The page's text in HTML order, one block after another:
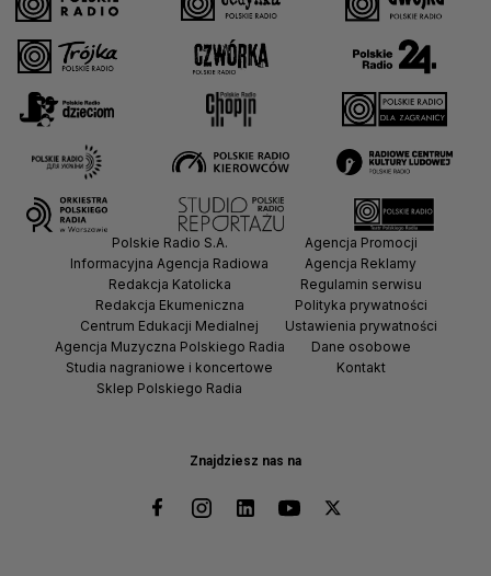
Znajdziesz nas na
Polskie Radio S.A.
Informacyjna Agencja Radiowa
Redakcja Katolicka
Redakcja Ekumeniczna
Centrum Edukacji Medialnej
Agencja Muzyczna Polskiego Radia
Studia nagraniowe i koncertowe
Sklep Polskiego Radia
Agencja Promocji
Agencja Reklamy
Regulamin serwisu
Polityka prywatności
Ustawienia prywatności
Dane osobowe
Kontakt